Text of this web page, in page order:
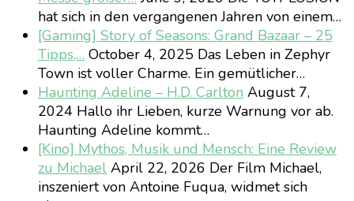
hat sich in den vergangenen Jahren von einem…
[Gaming] Story of Seasons: Grand Bazaar – 25
Tipps,… October 4, 2025 Das Leben in Zephyr
Town ist voller Charme. Ein gemütlicher…
Haunting Adeline – H.D. Carlton August 7,
2024 Hallo ihr Lieben, kurze Warnung vor ab.
Haunting Adeline kommt…
[Kino] Mythos, Musik und Mensch: Eine Review
zu Michael April 22, 2026 Der Film Michael,
inszeniert von Antoine Fuqua, widmet sich